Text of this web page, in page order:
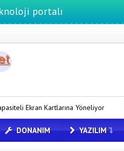
Yöneliyor Türk Tarih
DONANIM YAZILIM